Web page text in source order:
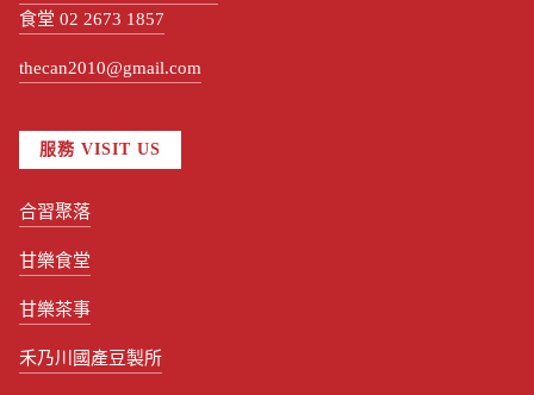
食堂 02 2673 1857
thecan2010@gmail.com
服務 VISIT US
合習聚落
甘樂食堂
甘樂茶事
禾乃川國產豆製所